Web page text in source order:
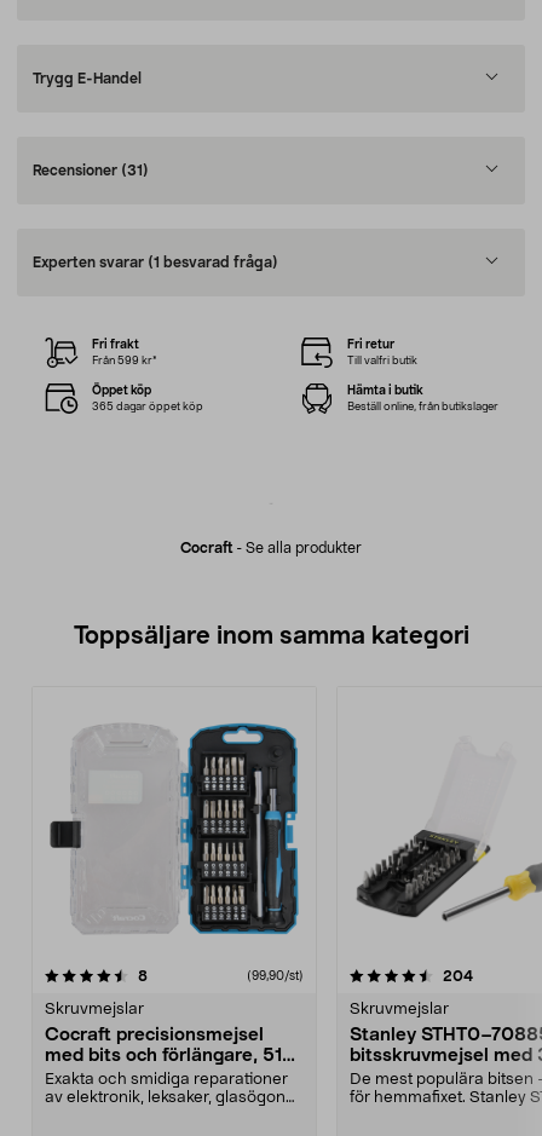
Trygg E-Handel
Recensioner (31)
Experten svarar (1 besvarad fråga)
Cocraft - Se alla produkter
Fri frakt
Från 599 kr*
Fri retur
Till valfri butik
Öppet köp
365 dagar öppet köp
Hämta i butik
Beställ online, från butikslager
Toppsäljare inom samma kategori
8recensioner (99,90/st)
Skruvmejslar
Cocraft precisionsmejsel
med bits och förlängare, 51
delar
Exakta och smidiga reparationer
av elektronik, leksaker, glasögon
4.5 av 5 stjärnor 204
Skruvmejslar
Stanley
bitsskruvmejsel med
De mest populära bitsen
för hemmafixet. Stanley
4.5 av 5 stjärnor